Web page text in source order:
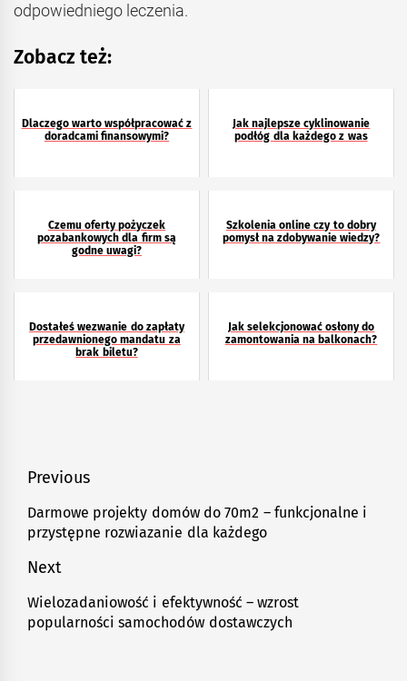
odpowiedniego leczenia.
Zobacz też:
Dlaczego warto współpracować z
doradcami finansowymi?
Jak najlepsze cyklinowanie
podłóg dla każdego z was
Czemu oferty pożyczek
pozabankowych dla firm są
godne uwagi?
Szkolenia online czy to dobry
pomysł na zdobywanie wiedzy?
Dostałeś wezwanie do zapłaty
przedawnionego mandatu za
brak biletu?
Jak selekcjonować osłony do
zamontowania na balkonach?
Nawigacja
wpisu
Previous
Previous
post:
Darmowe projekty domów do 70m2 – funkcjonalne i
przystępne rozwiazanie dla każdego
Next
Next
post:
Wielozadaniowość i efektywność – wzrost
popularności samochodów dostawczych